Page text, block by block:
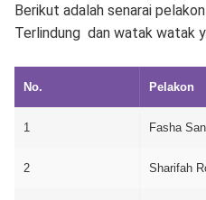
Berikut adalah senarai
Terlindung dan watak watak
No. Pelakon
1 Fasha
2 Sharifah